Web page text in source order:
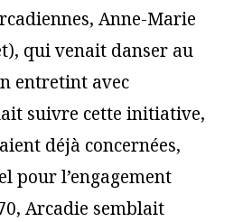
Anne-Marie
qui venait danser au
entretint avec
suivre cette initiative,
déjà concernées,
pour l’engagement
Arcadie semblait